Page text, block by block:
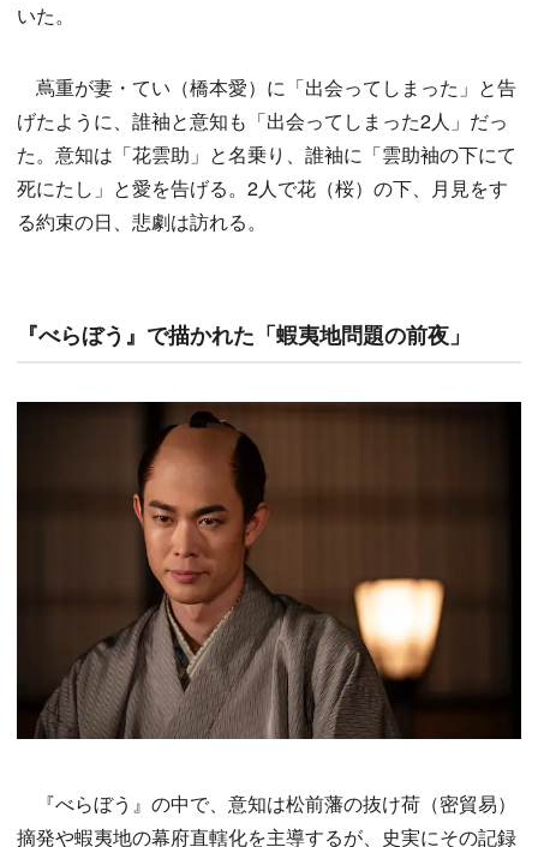
いた。
蔦重が妻・てい（橋本愛）に「出会ってしまった」と告
げたように、誰袖と意知も「出会ってしまった2人」だっ
た。意知は「花雲助」と名乗り、誰袖に「雲助袖の下にて
死にたし」と愛を告げる。2人で花（桜）の下、月見をす
る約束の日、悲劇は訪れる。
『べらぼう』で描かれた「蝦夷地問題の前夜」
『べらぼう』の中で、意知は松前藩の抜け荷（密貿易）
摘発や蝦夷地の幕府直轄化を主導するが、史実にその記録